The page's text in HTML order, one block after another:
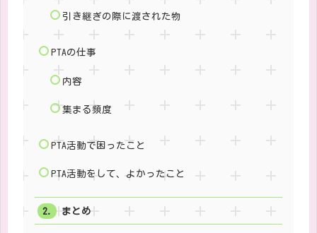
引き継ぎの際に渡された物
PTAの仕事
内容
集まる頻度
PTA活動で困ったこと
PTA活動をして、よかったこと
まとめ